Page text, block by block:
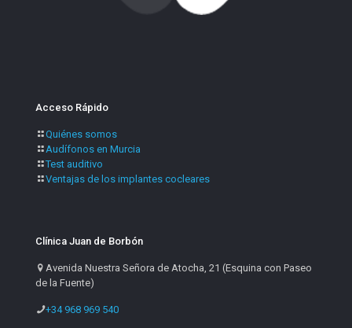
Acceso Rápido
Quiénes somos
Audífonos en Murcia
Test auditivo
Ventajas de los implantes cocleares
Clínica Juan de Borbón
Avenida Nuestra Señora de Atocha, 21 (Esquina con Paseo
de la Fuente)
+34 968 969 540